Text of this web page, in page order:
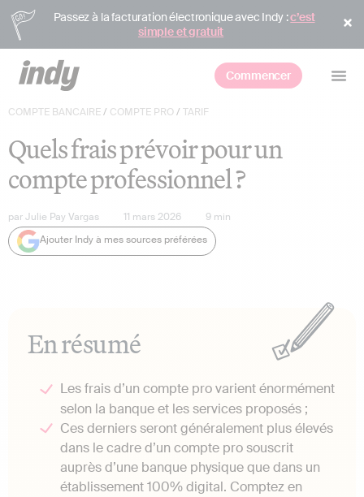
Passez à la facturation électronique avec Indy :c’est
simple et gratuit
Commencer
COMPTE BANCAIRE/ COMPTE PRO/ TARIF
Quels frais prévoir pour un
compte professionnel ?
parJulie Pay Vargas 11 mars 2026 9 min
Ajouter Indy à mes sources préférées
En résumé
Les frais d’un compte pro varient énormément
selon la banque et les services proposés ;
Ces derniers seront généralement plus élevés
dans le cadre d’un compte pro souscrit
auprès d’une banque physique que dans un
établissement 100% digital. Comptez en